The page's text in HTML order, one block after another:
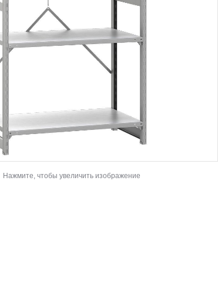
Нажмите, чтобы увеличить изображение